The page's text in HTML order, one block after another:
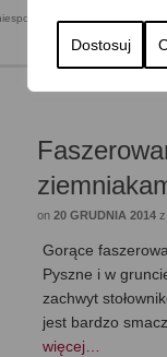
Dostosuj
gości,Kolacja,
on20 GRUDNIA 2014 z
Gorące
Pyszne i w
zachwyt
jest bardzo
więcej…